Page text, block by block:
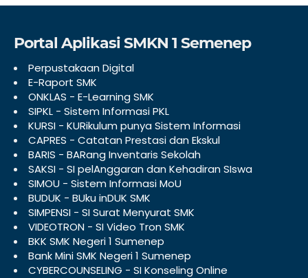
Portal Aplikasi SMKN 1 Semenep
Perpustakaan Digital
E-Raport SMK
ONKLAS - E-Learning SMK
SIPKL - Sistem Informasi PKL
KURSI - KURikulum punya Sistem Informasi
CAPRES - Catatan Prestasi dan Ekskul
BARIS - BARang Inventaris Sekolah
SAKSI - SI pelAnggaran dan Kehadiran SIswa
SIMOU - Sistem Informasi MoU
BUDUK - BUku inDUK SMK
SIMPENSI - SI Surat Menyurat SMK
VIDEOTRON - SI Video Tron SMK
BKK SMK Negeri 1 Sumenep
Bank Mini SMK Negeri 1 Sumenep
CYBERCOUNSELING - SI Konseling Online